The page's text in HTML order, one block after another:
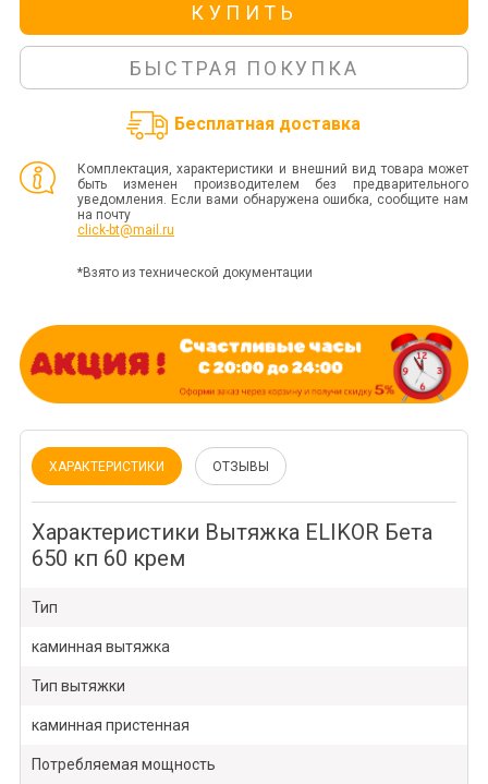
КУПИТЬ
БЫСТРАЯ ПОКУПКА
Бесплатная доставка
Комплектация, характеристики и внешний вид товара может
быть изменен производителем без предварительного
уведомления. Если вами обнаружена ошибка, сообщите нам
на почту
click-bt@mail.ru
*Взято из технической документации
ХАРАКТЕРИСТИКИ ОТЗЫВЫ
Характеристики Вытяжка ELIKOR Бета
650 кп 60 крем
Тип
каминная вытяжка
Тип вытяжки
каминная пристенная
Потребляемая мощность